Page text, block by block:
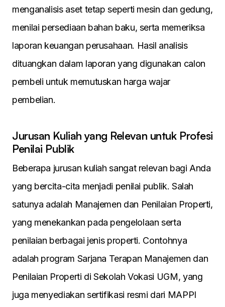
menganalisis aset tetap seperti mesin dan gedung,
menilai persediaan bahan baku, serta memeriksa
laporan keuangan perusahaan. Hasil analisis
dituangkan dalam laporan yang digunakan calon
pembeli untuk memutuskan harga wajar
pembelian.
Jurusan Kuliah yang Relevan untuk Profesi
Penilai Publik
Beberapa jurusan kuliah sangat relevan bagi Anda
yang bercita-cita menjadi penilai publik. Salah
satunya adalah Manajemen dan Penilaian Properti,
yang menekankan pada pengelolaan serta
penilaian berbagai jenis properti. Contohnya
adalah program Sarjana Terapan Manajemen dan
Penilaian Properti di Sekolah Vokasi UGM, yang
juga menyediakan sertifikasi resmi dari MAPPI